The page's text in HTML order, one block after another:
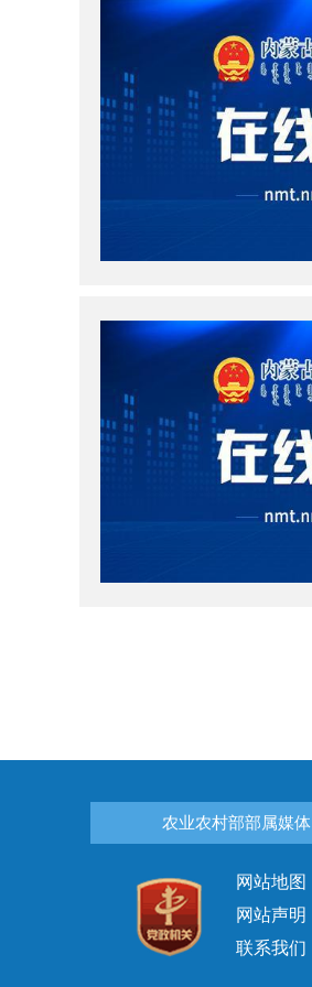
农业农村部部属媒体
网站地图
网站声明
联系我们